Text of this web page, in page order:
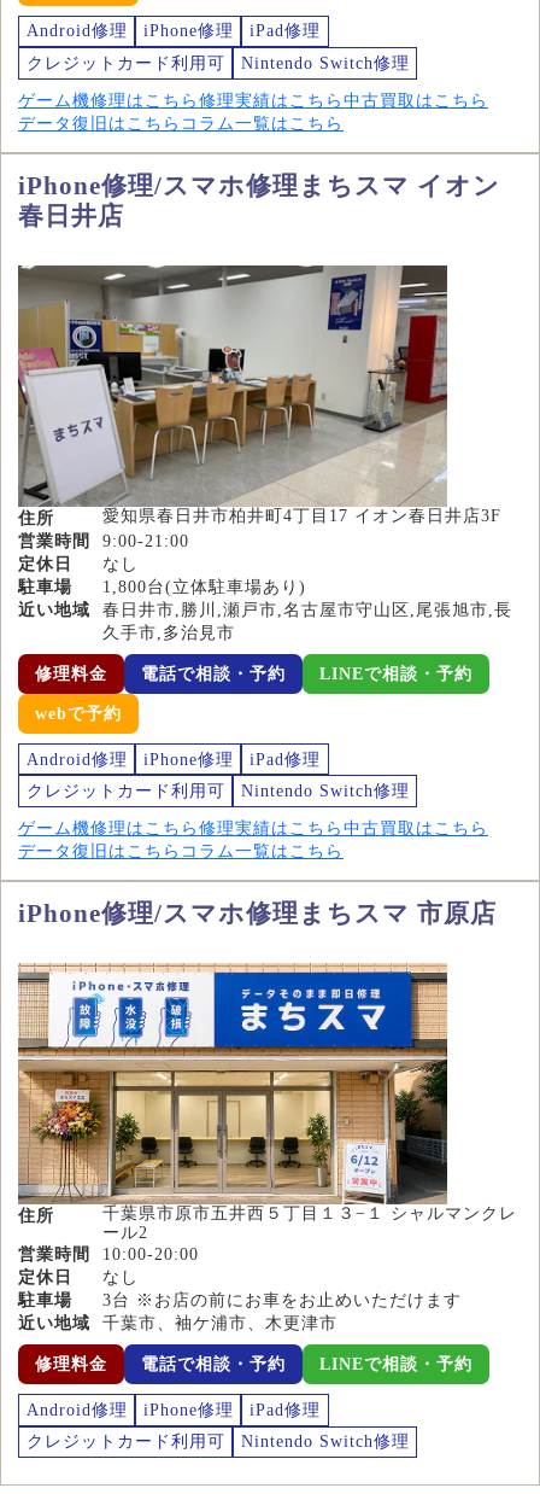
Android修理 iPhone修理
iPad修理
クレジットカード利用可
Nintendo Switch修理
ゲーム機修理はこちら 修理実績はこちら 中古買取はこちら
データ復旧はこちら コラム一覧はこちら
iPhone修理/スマホ修理まちスマ イオン
春日井店
住所
愛知県春日井市柏井町4丁目17 イオン春日井店3F
営業時間
9:00-21:00
定休日
なし
駐車場
1,800台(立体駐車場あり)
近い地域
春日井市,勝川,瀬戸市,名古屋市守山区,尾張旭市,長
久手市,多治見市
修理料金 電話で相談・予約 LINEで相談・予約
webで予約
Android修理 iPhone修理
iPad修理
クレジットカード利用可
Nintendo Switch修理
ゲーム機修理はこちら 修理実績はこちら 中古買取はこちら
データ復旧はこちら コラム一覧はこちら
iPhone修理/スマホ修理まちスマ 市原店
住所
千葉県市原市五井西５丁目１３−１ シャルマンクレ
ール2
営業時間
10:00-20:00
定休日
なし
駐車場
3台 ※お店の前にお車をお止めいただけます
近い地域
千葉市、袖ケ浦市、木更津市
修理料金 電話で相談・予約 LINEで相談・予約
Android修理 iPhone修理
iPad修理
クレジットカード利用可
Nintendo Switch修理